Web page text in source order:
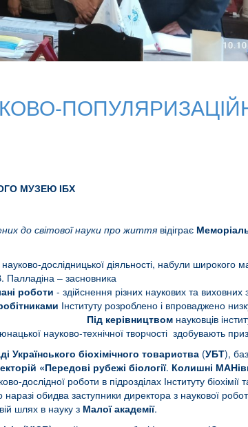
МУЗЕЮ ІБХ
до світової науки про життявідіграє
дослідницької діяльності, набули широкого
Палладіна – засновника
роботи - здійснення різних наукових та виховних
Інституту розроблено і впроваджено
Під керівництвом науковців
науково-технічної творчості здобувають
Українського біохімічного товариства (УБТ),
«Передові рубежі біології. Колишні
дослідної роботи в підрозділах Інституту біохімії
обидва заступники директора з наукової
шлях в науку з Малої академії.